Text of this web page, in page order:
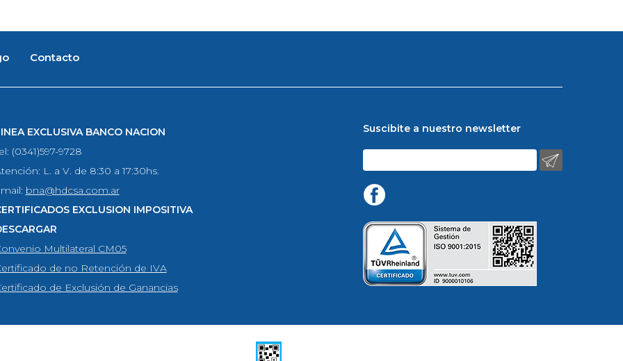
Contacto
EXCLUSIVA BANCO NACION
(0341)597-9728
L. a V. de 8:30 a 17:30hs.
bna@hdcsa.com.ar
EXCLUSION IMPOSITIVA
Multilateral CM05
de no Retención de IVA
de Exclusión de Ganancias
Suscibite a nuestro newsletter